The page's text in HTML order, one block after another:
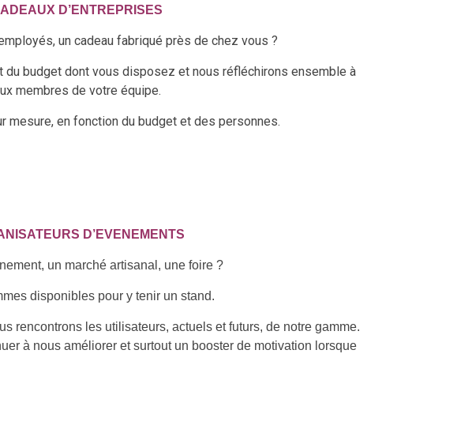
D’ENTREPRISES
un cadeau fabriqué près de chez vous ?
du budget dont vous disposez et nous réfléchirons ensemble à
membres de votre équipe.
mesure, en fonction du budget et des personnes.
D’EVENEMENTS
un marché artisanal, une foire ?
disponibles pour y tenir un stand.
rencontrons les utilisateurs, actuels et futurs, de notre gamme.
à nous améliorer et surtout un booster de motivation lorsque